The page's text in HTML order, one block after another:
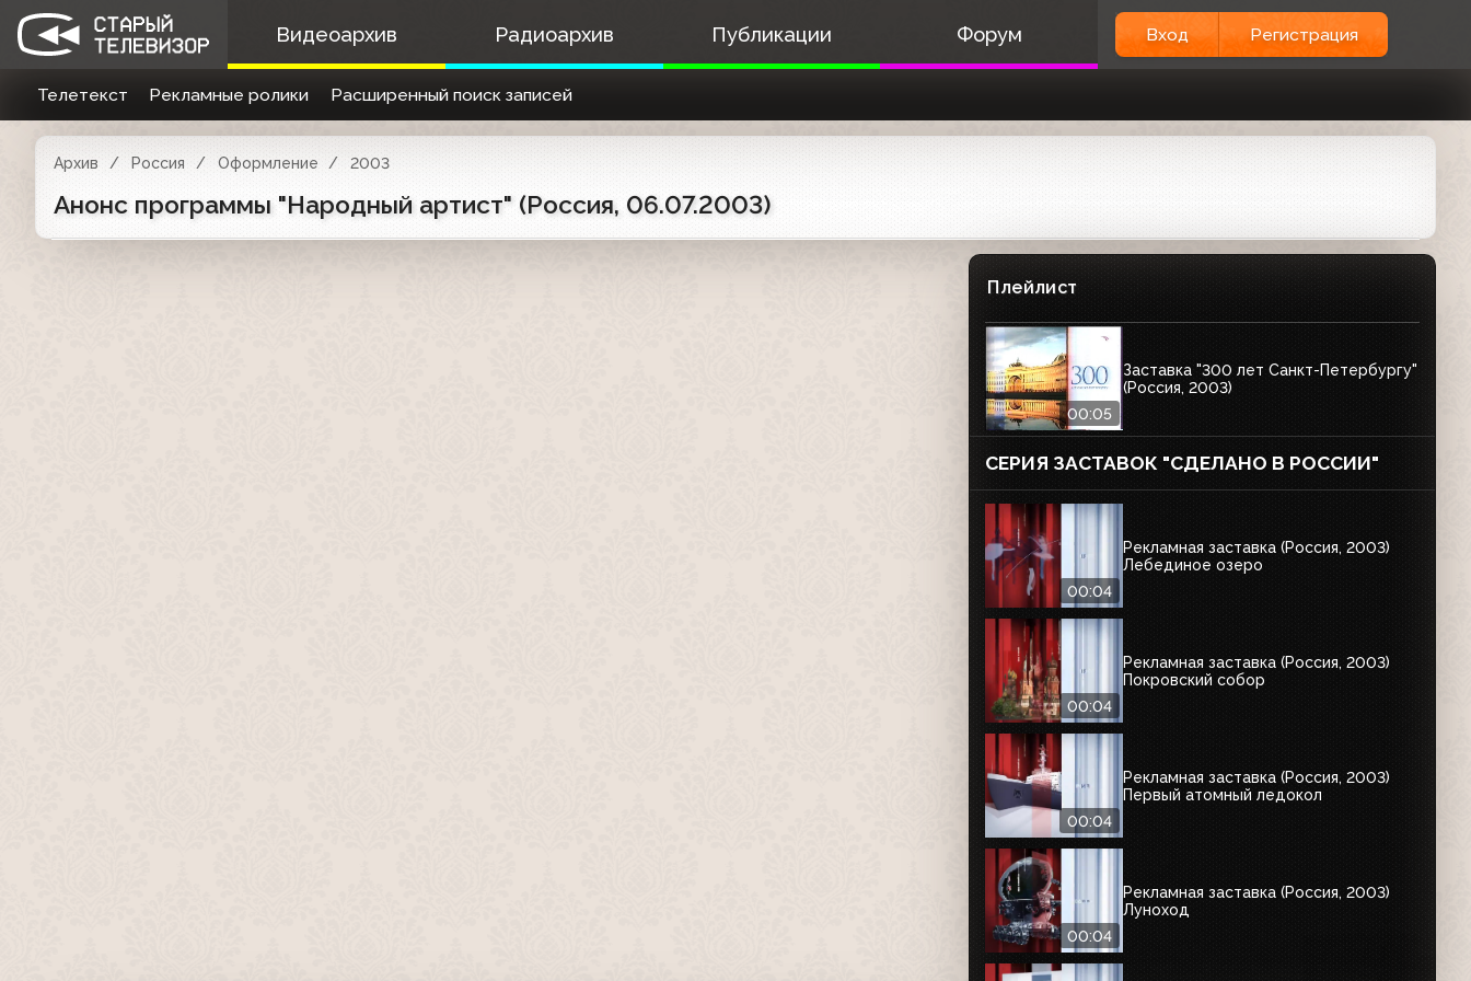
Видеоархив Радиоархив Публикации Форум Вход Регистрация
Телетекст Рекламные ролики Расширенный поиск записей
Архив Россия Оформление 2003
Анонс программы "Народный артист" (Россия, 06.07.2003)
Плейлист
00:05
Заставка "300 лет Санкт-Петербургу"
(Россия, 2003)
СЕРИЯ ЗАСТАВОК "СДЕЛАНО В РОССИИ"
00:04
Рекламная заставка (Россия, 2003)
Лебединое озеро
00:04
Рекламная заставка (Россия, 2003)
Покровский собор
00:04
Рекламная заставка (Россия, 2003)
Первый атомный ледокол
00:04
Рекламная заставка (Россия, 2003)
Луноход